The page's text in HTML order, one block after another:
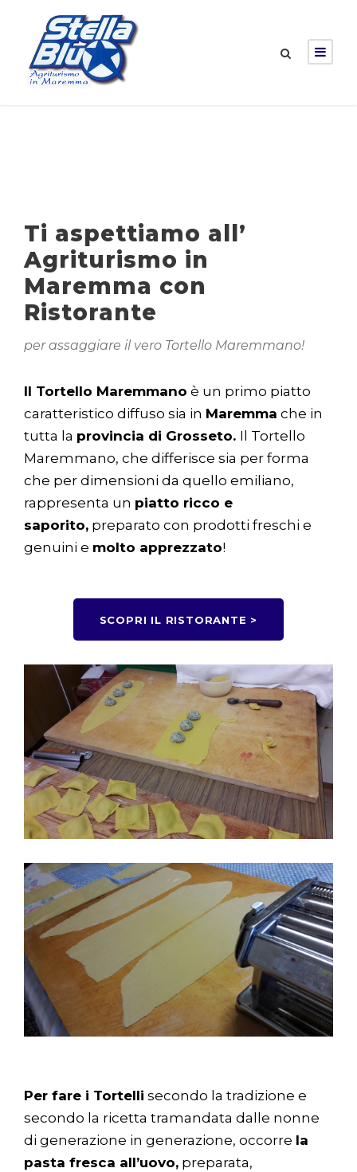
Ti aspettiamo all’
Agriturismo in
Maremma con
Ristorante
per assaggiare il vero Tortello Maremmano!
Il Tortello Maremmano è un primo piatto
caratteristico diffuso sia in Maremma che in
tutta la provincia di Grosseto. Il Tortello
Maremmano, che differisce sia per forma
che per dimensioni da quello emiliano,
rappresenta un piatto ricco e
saporito, preparato con prodotti freschi e
genuini e molto apprezzato!
SCOPRI IL RISTORANTE >
Per fare i Tortelli secondo la tradizione e
secondo la ricetta tramandata dalle nonne
di generazione in generazione, occorre la
pasta fresca all’uovo, preparata,